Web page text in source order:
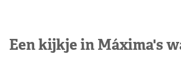
Een kijkje in Máxima's